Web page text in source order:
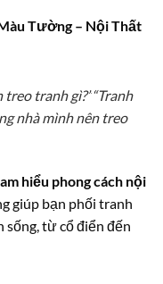
Tường – Nội Thất
treo tranh gì?”“Tranh
nhà mình nên treo
am hiểu phong cách nội
giúp bạn phối tranh
sống, từ cổ điển đến